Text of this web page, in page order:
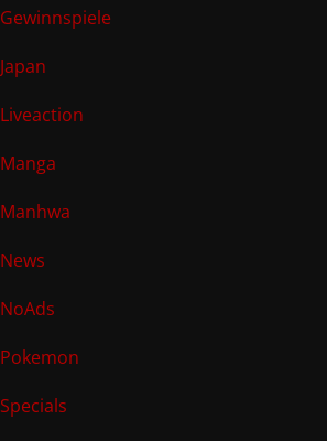
Gewinnspiele
Japan
Liveaction
Manga
Manhwa
News
NoAds
Pokemon
Specials